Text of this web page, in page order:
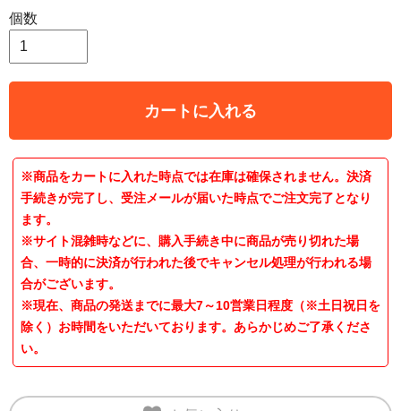
個数
カートに入れる
※商品をカートに入れた時点では在庫は確保されません。決済
手続きが完了し、受注メールが届いた時点でご注文完了となり
ます。
※サイト混雑時などに、購入手続き中に商品が売り切れた場
合、一時的に決済が行われた後でキャンセル処理が行われる場
合がございます。
※現在、商品の発送までに最大7～10営業日程度（※土日祝日を
除く）お時間をいただいております。あらかじめご了承くださ
い。